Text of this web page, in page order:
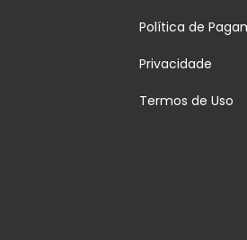
Política de
Privacidade
Termos de Uso